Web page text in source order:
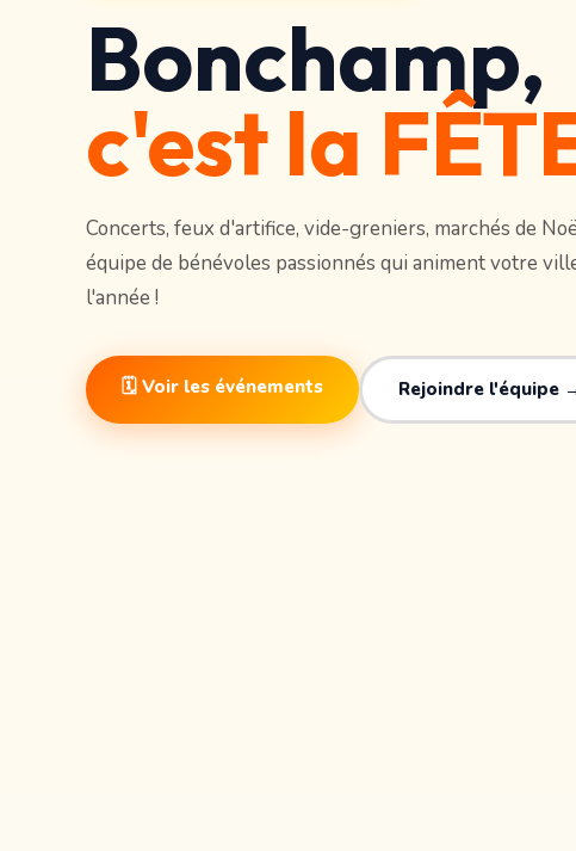
Bonchamp,
c'est la
Concerts, feux d'artifice, vide-greniers, marchés de
équipe de bénévoles passionnés qui animent votre
l'année !
🗓 Voir les événements Rejoindre l'équipe